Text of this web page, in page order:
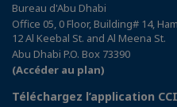
Bureau d'Abu Dhabi
Office 05, 0 Floor, Building# 14,
12 Al Keebal St. and Al Meena St.
Abu Dhabi P.O. Box 73390
(Accéder au plan)
Téléchargez l’application